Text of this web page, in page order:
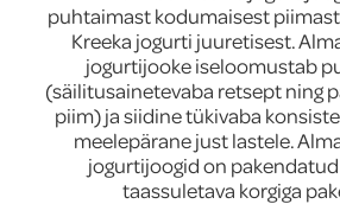
Global
puhtaimast kodumaisest
Kreeka jogurti juuretisest.
jogurtijooke iseloomustab
(säilitusainetevaba retsept ning
piim) ja siidine tükivaba
meelepärane just lastele.
jogurtijoogid on
taassuletava korgiga